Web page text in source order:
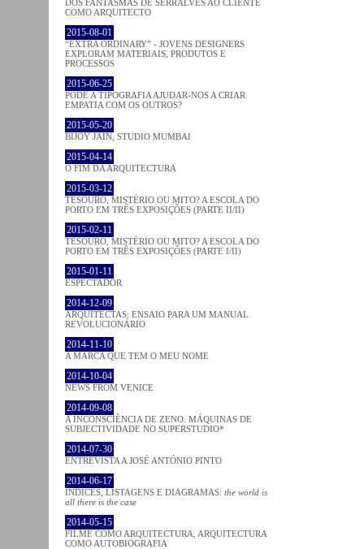
DOS FANTASMAS DE SERRALVES AO CLIENTE
COMO ARQUITECTO
2015-08-01
“EXTRA ORDINARY” - JOVENS DESIGNERS
EXPLORAM MATERIAIS, PRODUTOS E
PROCESSOS
2015-06-25
PODE A TIPOGRAFIA AJUDAR-NOS A CRIAR
EMPATIA COM OS OUTROS?
2015-05-20
BIJOY JAIN, STUDIO MUMBAI
2015-04-14
O FIM DA ARQUITECTURA
2015-03-12
TESOURO, MISTÉRIO OU MITO? A ESCOLA DO
PORTO EM TRÊS EXPOSIÇÕES (PARTE II/II)
2015-02-11
TESOURO, MISTÉRIO OU MITO? A ESCOLA DO
PORTO EM TRÊS EXPOSIÇÕES (PARTE I/II)
2015-01-11
ESPECTADOR
2014-12-09
ARQUITECTAS: ENSAIO PARA UM MANUAL
REVOLUCIONÁRIO
2014-11-10
A MARCA QUE TEM O MEU NOME
2014-10-04
NEWS FROM VENICE
2014-09-08
A INCONSCIÊNCIA DE ZENO. MÁQUINAS DE
SUBJECTIVIDADE NO SUPERSTUDIO*
2014-07-30
ENTREVISTA A JOSÉ ANTÓNIO PINTO
2014-06-17
ÍNDICES, LISTAGENS E DIAGRAMAS: the world is
all there is the case
2014-05-15
FILME COMO ARQUITECTURA, ARQUITECTURA
COMO AUTOBIOGRAFIA